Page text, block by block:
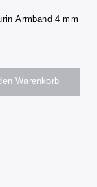
Armband 4 mm
Warenkorb